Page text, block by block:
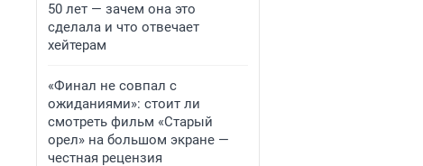
50 лет — зачем она это
сделала и что отвечает
хейтерам
«Финал не совпал с
ожиданиями»: стоит ли
смотреть фильм «Старый
орел» на большом экране —
честная рецензия